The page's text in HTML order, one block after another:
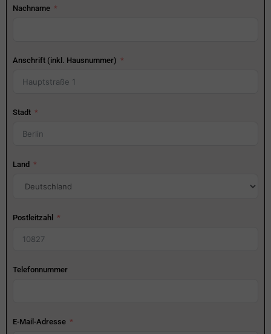
Nachname
Anschrift (inkl. Hausnummer)
Stadt
Land
Postleitzahl
Telefonnummer
E-Mail-Adresse